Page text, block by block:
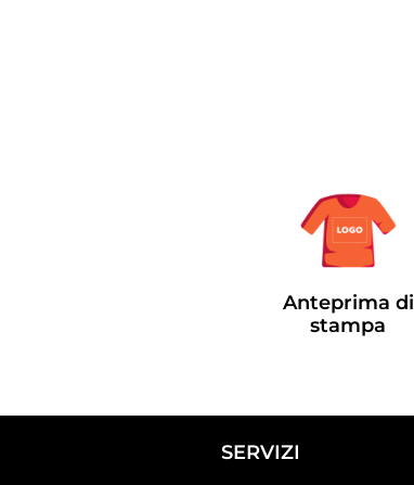
Anteprima di
stampa
SERVIZI